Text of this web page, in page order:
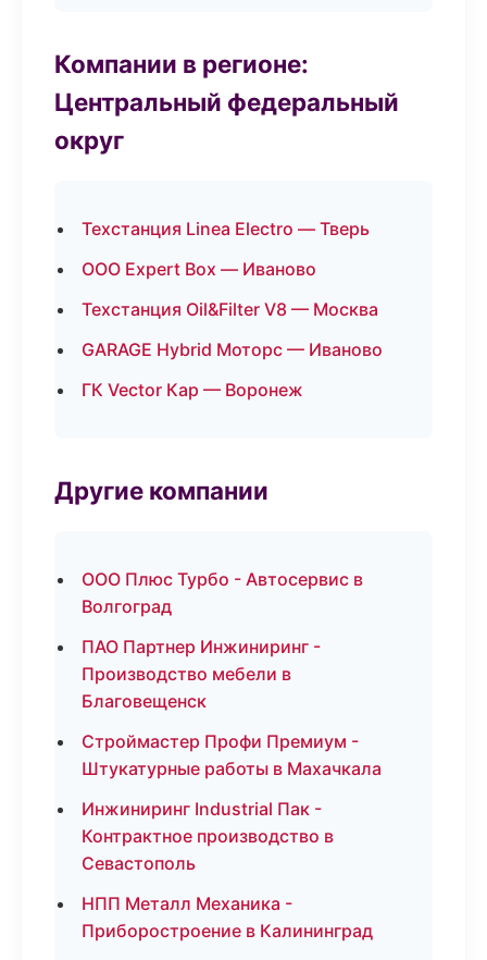
Компании в регионе:
Центральный федеральный
округ
Техстанция Linea Electro — Тверь
ООО Expert Box — Иваново
Техстанция Oil&Filter V8 — Москва
GARAGE Hybrid Моторс — Иваново
ГК Vector Кар — Воронеж
Другие компании
ООО Плюс Турбо - Автосервис в
Волгоград
ПАО Партнер Инжиниринг -
Производство мебели в
Благовещенск
Строймастер Профи Премиум -
Штукатурные работы в Махачкала
Инжиниринг Industrial Пак -
Контрактное производство в
Севастополь
НПП Металл Механика -
Приборостроение в Калининград